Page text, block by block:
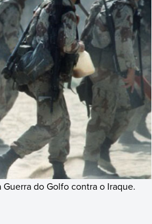
do Golfo contra o Iraque.